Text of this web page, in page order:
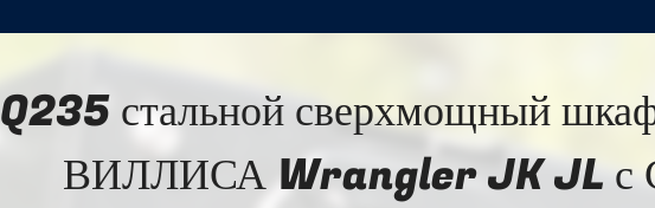
Q235 стальной сверхмощный
ВИЛЛИСА Wrangler JK JL с